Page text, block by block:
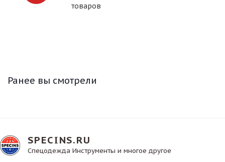
товаров
Ранее вы смотрели
SPECINS.RU
Спецодежда Инструменты и многое другое